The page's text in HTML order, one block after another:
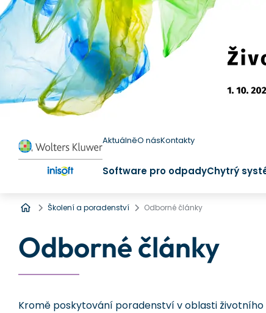
AktuálněO násKontakty
Software pro odpadyChytrý
Úvod
Školení a poradenství Odborné články
Odborné články
Kromě poskytování poradenství v oblasti